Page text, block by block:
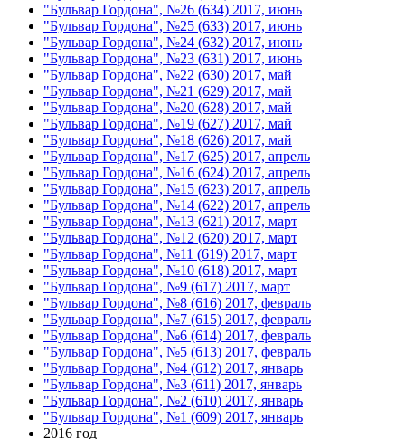
"Бульвар Гордона", №26 (634) 2017, июнь
"Бульвар Гордона", №25 (633) 2017, июнь
"Бульвар Гордона", №24 (632) 2017, июнь
"Бульвар Гордона", №23 (631) 2017, июнь
"Бульвар Гордона", №22 (630) 2017, май
"Бульвар Гордона", №21 (629) 2017, май
"Бульвар Гордона", №20 (628) 2017, май
"Бульвар Гордона", №19 (627) 2017, май
"Бульвар Гордона", №18 (626) 2017, май
"Бульвар Гордона", №17 (625) 2017, апрель
"Бульвар Гордона", №16 (624) 2017, апрель
"Бульвар Гордона", №15 (623) 2017, апрель
"Бульвар Гордона", №14 (622) 2017, апрель
"Бульвар Гордона", №13 (621) 2017, март
"Бульвар Гордона", №12 (620) 2017, март
"Бульвар Гордона", №11 (619) 2017, март
"Бульвар Гордона", №10 (618) 2017, март
"Бульвар Гордона", №9 (617) 2017, март
"Бульвар Гордона", №8 (616) 2017, февраль
"Бульвар Гордона", №7 (615) 2017, февраль
"Бульвар Гордона", №6 (614) 2017, февраль
"Бульвар Гордона", №5 (613) 2017, февраль
"Бульвар Гордона", №4 (612) 2017, январь
"Бульвар Гордона", №3 (611) 2017, январь
"Бульвар Гордона", №2 (610) 2017, январь
"Бульвар Гордона", №1 (609) 2017, январь
2016 год